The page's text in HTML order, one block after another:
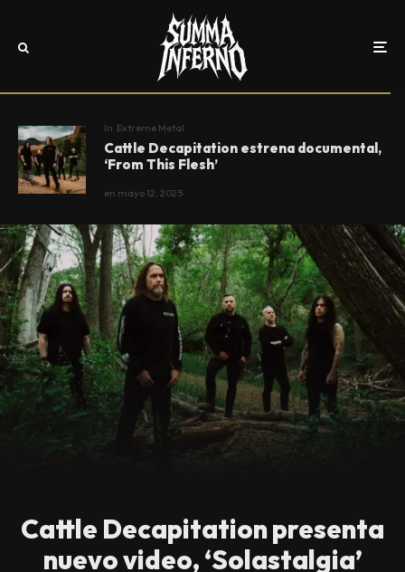
In Extreme Metal
Cattle Decapitation estrena documental,
‘From This Flesh’
en mayo 12, 2025
Cattle Decapitation presenta
nuevo video, ‘Solastalgia’